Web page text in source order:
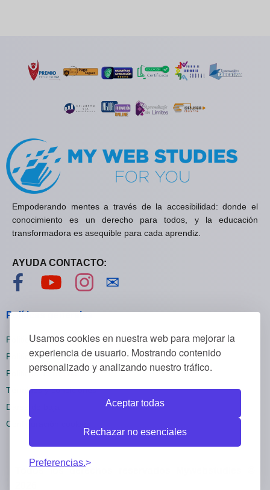
Usamos cookies en nuestra web para mejorar la
experiencia de usuario. Mostrando contenido
personalizado y analizando nuestro tráfico.
Aceptar todas
Rechazar no esenciales
Preferencias.
Empoderando mentes a través de la accesibilidad: donde el
conocimiento es un derecho para todos, y la educación
transformadora es asequible para cada aprendiz.
AYUDA CONTACTO:
Visítanos en Facebook
Visítanos en YouTube
Visítanos en Instagram
✉
Políticas generales
Políticas de privacidad
Políticas de cookies
Políticas de reembolsos
Términos y condiciones
Darse de baja
Configuración cookies
Todos los derechos reservados Mywebstudies ©